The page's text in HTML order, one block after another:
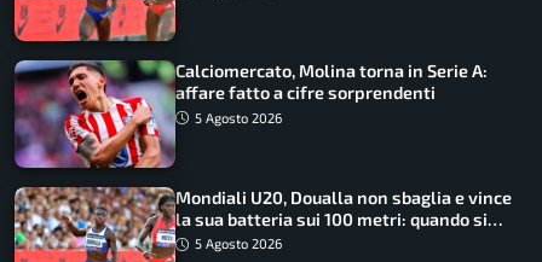
Calciomercato, Molina torna in Serie A:
affare fatto a cifre sorprendenti
5 Agosto 2026
Mondiali U20, Doualla non sbaglia e vince
la sua batteria sui 100 metri: quando si
disputano le finali
5 Agosto 2026